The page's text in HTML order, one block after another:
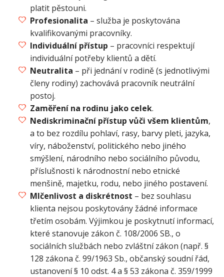
platit pěstouni.
Profesionalita – služba je poskytována
kvalifikovanými pracovníky.
Individuální přístup – pracovníci respektují
individuální potřeby klientů a dětí.
Neutralita – při jednání v rodině (s jednotlivými
členy rodiny) zachovává pracovník neutrální
postoj.
Zaměření na rodinu jako celek.
Nediskriminační přístup vůči všem klientům,
a to bez rozdílu pohlaví, rasy, barvy pleti, jazyka,
víry, náboženství, politického nebo jiného
smýšlení, národního nebo sociálního původu,
příslušnosti k národnostní nebo etnické
menšině, majetku, rodu, nebo jiného postavení.
Mlčenlivost a diskrétnost – bez souhlasu
klienta nejsou poskytovány žádné informace
třetím osobám. Výjimkou je poskytnutí informací,
které stanovuje zákon č. 108/2006 SB., o
sociálních službách nebo zvláštní zákon (např. §
128 zákona č. 99/1963 Sb., občanský soudní řád,
ustanovení § 10 odst. 4 a § 53 zákona č. 359/1999